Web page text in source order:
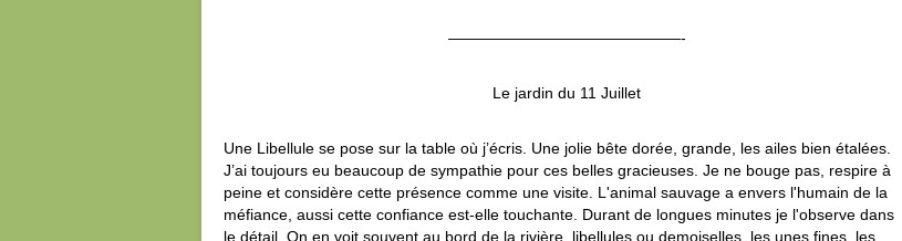
———————————————-
Le jardin du 11 Juillet
Une Libellule se pose sur la table où j’écris. Une jolie bête dorée, grande, les ailes bien étalées.
J’ai toujours eu beaucoup de sympathie pour ces belles gracieuses. Je ne bouge pas, respire à
peine et considère cette présence comme une visite. L'animal sauvage a envers l'humain de la
méfiance, aussi cette confiance est-elle touchante. Durant de longues minutes je l'observe dans
le détail. On en voit souvent au bord de la rivière, libellules ou demoiselles, les unes fines, les